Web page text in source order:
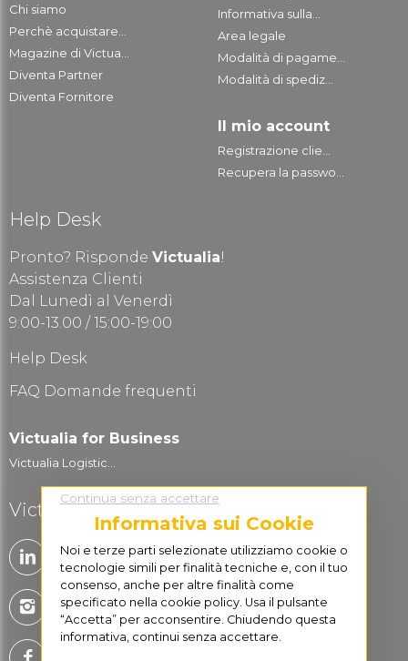
Chi siamo
Perchè acquistare...
Magazine di Victua...
Diventa Partner
Diventa Fornitore
Informativa sulla...
Area legale
Modalità di pagame...
Modalità di spediz...
Il mio account
Registrazione clie...
Recupera la passwo...
Help Desk
Pronto? Risponde Victualia!
Assistenza Clienti
Dal Lunedì al Venerdì
9:00-13.00 / 15:00-19:00
Help Desk
FAQ Domande frequenti
Victualia for Business
Victualia Logistic...
Victualia è social
Continua senza accettare
Informativa sui Cookie
Noi e terze parti selezionate utilizziamo cookie o
tecnologie simili per finalità tecniche e, con il tuo
consenso, anche per altre finalità come
specificato nella cookie policy. Usa il pulsante
“Accetta” per acconsentire. Chiudendo questa
informativa, continui senza accettare.